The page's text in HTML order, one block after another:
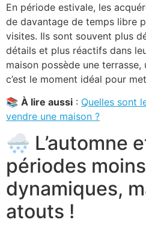
En période estivale, les
de davantage de temps libre
visites. Ils sont souvent plus
détails et plus réactifs dans
maison possède une
c’est le moment idéal pour
📚 À lire aussi : Quelles sont
vendre une maison ?
🌨️ L’automne
périodes moins
dynamiques,
atouts !